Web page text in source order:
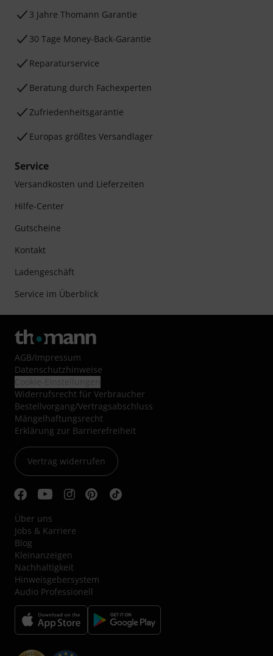
3 Jahre Thomann Garantie
30 Tage Money-Back-Garantie
Reparaturservice
Beratung durch Fachexperten
Zufriedenheitsgarantie
Europas größtes Versandlager
Service
Versandkosten und Lieferzeiten
Hilfe-Center
Gutscheine
Kontakt
Ladengeschäft
Service im Überblick
AGB/Impressum
Datenschutzhinweise
Widerrufsrecht für Verbraucher
Bestellvorgang/Vertragsabschluss
Mängelhaftungsrecht
Erklärung zur Barrierefreiheit
Vertrag widerrufen
Über uns
Jobs & Karriere
Blog
Kleinanzeigen
Nachhaltigkeit
Hinweisgebersystem
Audio Professionell